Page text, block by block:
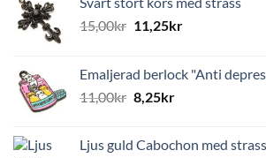
15,00kr 11,25kr
Emaljerad berlock "Anti
11,00kr 8,25kr
Ljus guld Cabochon med strass